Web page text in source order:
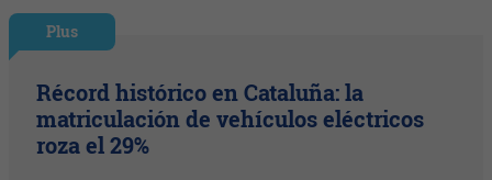
Plus
Récord histórico en Cataluña: la
matriculación de vehículos eléctricos
roza el 29%